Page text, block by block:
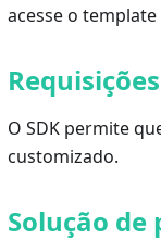
acesse o
O SDK permite
customizado.
Solução de